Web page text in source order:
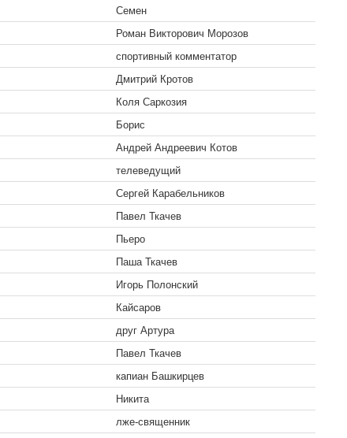
Семен
Роман Викторович Морозов
спортивный комментатор
Дмитрий Кротов
Коля Саркозия
Борис
Андрей Андреевич Котов
телеведущий
Сергей Карабельников
Павел Ткачев
Пьеро
Паша Ткачев
Игорь Полонский
Кайсаров
друг Артура
Павел Ткачев
капиан Башкирцев
Никита
лже-священник